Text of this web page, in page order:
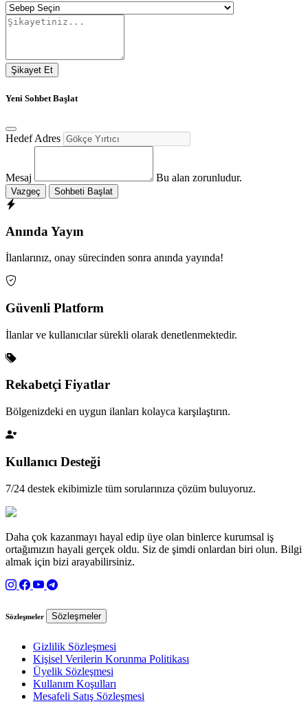
Şikayet Et
Yeni Sohbet Başlat
Hedef Adres
Mesaj Bu alan zorunludur.
Vazgeç Sohbeti Başlat
Anında Yayın
İlanlarınız, onay sürecinden sonra anında yayında!
Güvenli Platform
İlanlar ve kullanıcılar sürekli olarak denetlenmektedir.
Rekabetçi Fiyatlar
Bölgenizdeki en uygun ilanları kolayca karşılaştırın.
Kullanıcı Desteği
7/24 destek ekibimizle tüm sorularınıza çözüm buluyoruz.
Daha çok kazanmayı hayal edip üye olan binlerce kurumsal iş
ortağımızın hayali gerçek oldu. Siz de şimdi onlardan biri olun. Bilgi
almak için bizi arayabilirsiniz.
Sözleşmeler Sözleşmeler
Gizlilik Sözleşmesi
Kişisel Verilerin Korunma Politikası
Üyelik Sözleşmesi
Kullanım Koşulları
Mesafeli Satış Sözleşmesi